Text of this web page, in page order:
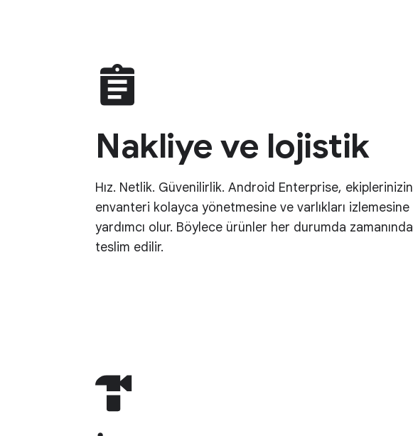
Nakliye ve lojistik
Hız. Netlik. Güvenilirlik. Android Enterprise, ekiplerinizin
envanteri kolayca yönetmesine ve varlıkları izlemesine
yardımcı olur. Böylece ürünler her durumda zamanında
teslim edilir.